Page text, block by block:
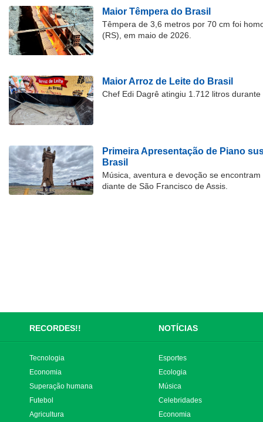
Maior Têmpera do Brasil
Têmpera de 3,6 metros por 70 cm foi
(RS), em maio de 2026.
Maior Arroz de Leite do Brasil
Chef Edi Dagrê atingiu 1.712 litros
Primeira Apresentação de Piano
Brasil
Música, aventura e devoção se
diante de São Francisco de Assis.
RECORDES!! NOTÍCIAS
Tecnologia
Economia
Superação humana
Futebol
Agricultura
Esportes
Ecologia
Música
Celebridades
Economia